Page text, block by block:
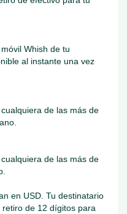
Whish de tu
al instante una vez
de las más de
de las más de
en USD. Tu destinatario
de 12 dígitos para